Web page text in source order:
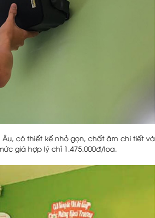
có thiết kế nhỏ gọn, chất âm chi tiết và
giá hợp lý chỉ 1.475.000đ/loa.